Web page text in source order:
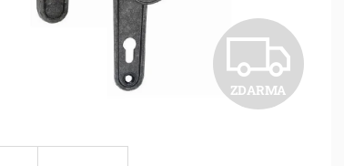
Z
D
ZDARMA